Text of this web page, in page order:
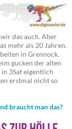
das auch. Aber
mehr als 20 Jahren.
in Grennock.
gucken der alten
3Sat eigentlich
erstmal nicht so
braucht man das?